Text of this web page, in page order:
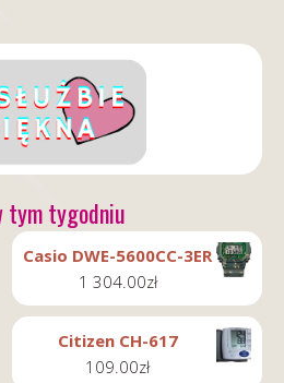
tym tygodniu
Casio DWE-5600CC-3ER
1 304.00zł
Citizen CH-617
109.00zł